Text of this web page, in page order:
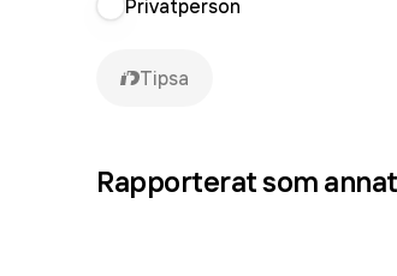
Privatperson
Tipsa
Rapporterat som annat